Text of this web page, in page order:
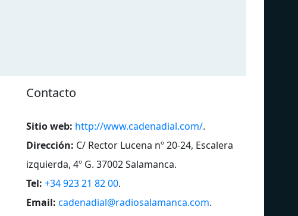
Contacto
Sitio web: http://www.cadenadial.com/.
Dirección: C/ Rector Lucena nº 20-24, Escalera
izquierda, 4º G. 37002 Salamanca.
Tel: +34 923 21 82 00.
Email: cadenadial@radiosalamanca.com.